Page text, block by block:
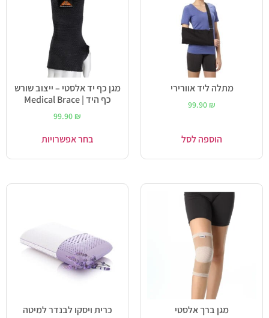
מתלה ליד אוורירי
99.90 ₪
הוספה לסל
מגן כף יד אלסטי – ייצוב שורש
כף היד | Medical Brace
99.90 ₪
בחר אפשרויות
מגן ברך אלסטי כרית ויסקו לבנדר למיטה